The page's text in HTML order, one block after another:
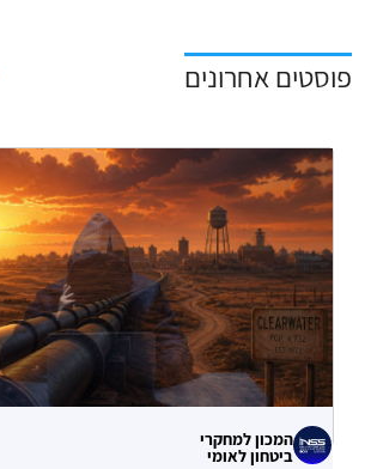
פוסטים אחרונים
המכון למחקרי
ביטחון לאומי